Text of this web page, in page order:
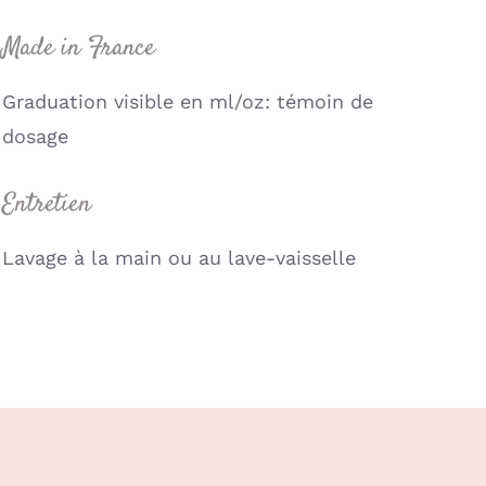
Made in France
Graduation visible en ml/oz: témoin de
dosage
Entretien
Lavage à la main ou au lave-vaisselle